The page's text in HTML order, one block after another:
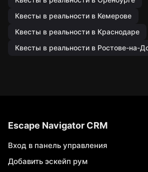
Квесты в реальности в Кемерове
Квесты в реальности в Краснодаре
Квесты в реальности в Ростове-на-
Escape Navigator CRM
Вход в панель управления
Добавить эскейп рум